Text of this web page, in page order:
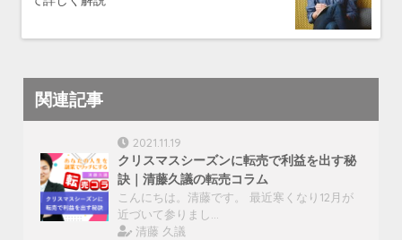
関連記事
2021.11.19
クリスマスシーズンに転売で利益を出す秘
訣｜清藤久議の転売コラム
こんにちは。清藤です。 最近寒くなり12月が
近づいて参りまし…
清藤 久議